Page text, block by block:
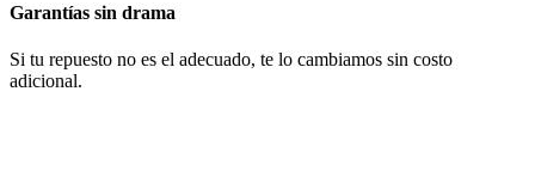
Garantías sin drama
Si tu repuesto no es el adecuado, te lo cambiamos sin costo
adicional.